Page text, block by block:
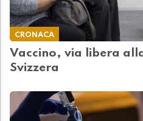
CRONACA
Vaccino, via libera
Svizzera